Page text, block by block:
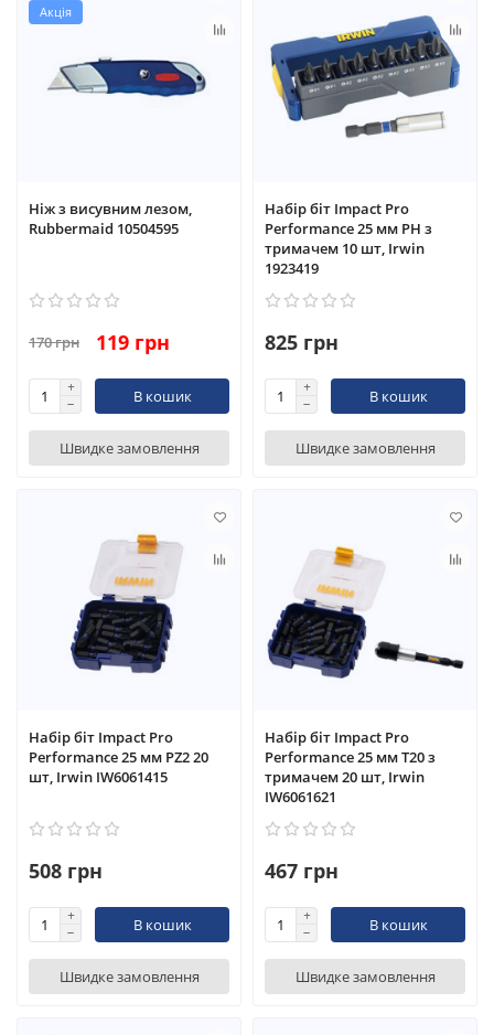
Акція
Ніж з висувним лезом,
Rubbermaid 10504595
170 грн 119 грн
В кошик
Швидке замовлення
Набір біт Impact Pro
Performance 25 мм PH з
тримачем 10 шт, Irwin
1923419
825 грн
В кошик
Швидке замовлення
Набір біт Impact Pro
Performance 25 мм PZ2 20
шт, Irwin IW6061415
508 грн
В кошик
Швидке замовлення
Набір біт Impact Pro
Performance 25 мм T20 з
тримачем 20 шт, Irwin
IW6061621
467 грн
В кошик
Швидке замовлення